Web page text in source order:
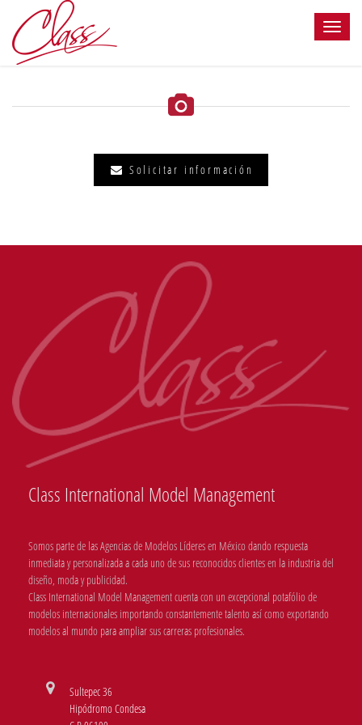
Solicitar información
Class International Model Management
Somos parte de las Agencias de Modelos Líderes en México dando respuesta
inmediata y personalizada a cada uno de sus reconocidos clientes en la industria del
diseño, moda y publicidad.
Class International Model Management cuenta con un excepcional potafólio de
modelos internacionales importando constantemente talento así como exportando
modelos al mundo para ampliar sus carreras profesionales.
Sultepec 36
Hipódromo Condesa